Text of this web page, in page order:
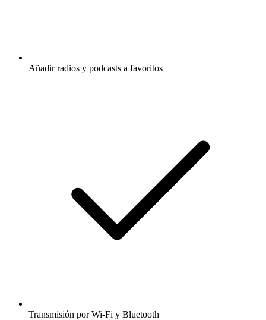
Añadir radios y podcasts a favoritos
Transmisión por Wi-Fi y Bluetooth